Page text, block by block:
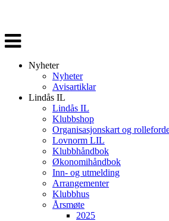
Veksle
navigasjon
Nyheter
Nyheter
Avisartiklar
Lindås IL
Lindås IL
Klubbshop
Organisasjonskart og
Lovnorm LIL
Klubbhåndbok
Økonomihåndbok
Inn- og utmelding
Arrangementer
Klubbhus
Årsmøte
2025